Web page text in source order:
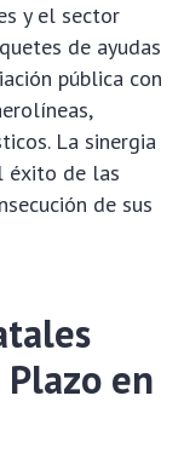
y el sector
de ayudas
pública con
La sinergia
éxito de las
de sus
en